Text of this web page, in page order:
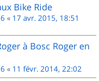
Bike Ride
« 17 avr. 2015, 18:51
à Bosc Roger en
« 11 févr. 2014, 22:02